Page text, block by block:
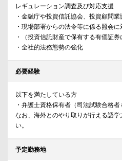
レギュレーション調査及び対応支援
・金融庁や投資信託協会、投資顧問
・現場部署からの法令等に係る照会
・（投資信託財産で保有する有価証
・全社的法務態勢の強化
必要経験
以下を満たしている方
・弁護士資格保有者（司法試験合格者
なお、海外とのやり取りが行える語
い。
予定勤務地